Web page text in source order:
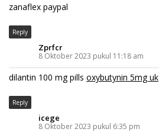
zanaflex paypal
Reply
Zprfcr
8 Oktober 2023 pukul 11:18 am
dilantin 100 mg pills oxybutynin 5mg uk
Reply
icege
8 Oktober 2023 pukul 6:35 pm